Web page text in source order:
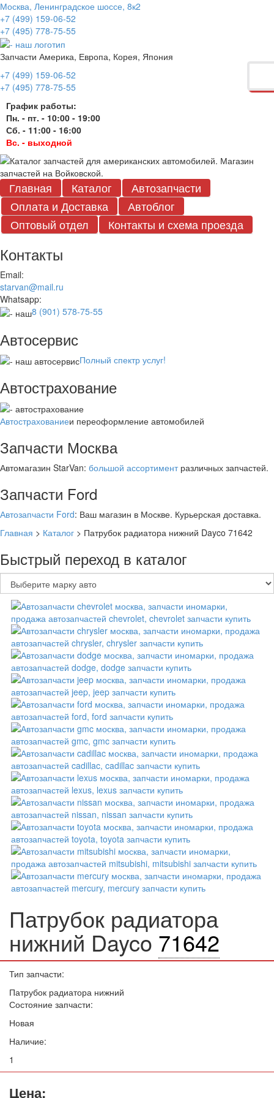
Москва, Ленинградское шоссе, 8к2
+7 (499) 159-06-52
+7 (495) 778-75-55
Запчасти Америка, Европа, Корея, Япония
+7 (499) 159-06-52
+7 (495) 778-75-55
График работы:
Пн. - пт. - 10:00 - 19:00
Сб. - 11:00 - 16:00
Вс. - выходной
Главная Каталог
Автозапчасти
Оплата и Доставка
Автоблог
Оптовый отдел
Контакты и схема проезда
Контакты
Email:
starvan@mail.ru
Whatsapp:
8 (901) 578-75-55
Автосервис
Полный спектр услуг!
Автострахование
Автострахованиеи переоформление автомобилей
Запчасти Москва
Автомагазин StarVan: большой ассортиментразличных запчастей.
Запчасти Ford
Автозапчасти Ford: Ваш магазин в Москве. Курьерская доставка.
Главная > Каталог > Патрубок радиатора нижний Dayco 71642
Быстрый переход в каталог
Патрубок радиатора
нижний Dayco 71642
Тип запчасти:
Патрубок радиатора нижний
Состояние запчасти:
Новая
Наличие:
1
Цена: